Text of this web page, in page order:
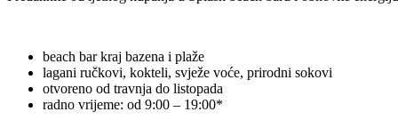
beach bar kraj bazena i plaže
lagani ručkovi, kokteli, svježe voće, prirodni sokovi
otvoreno od travnja do listopada
radno vrijeme: od 9:00 – 19:00*